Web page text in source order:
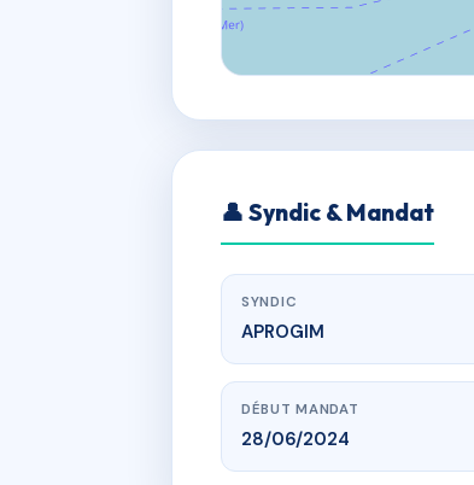
👤 Syndic & Mandat
SYNDIC
APROGIM
DÉBUT MANDAT
28/06/2024